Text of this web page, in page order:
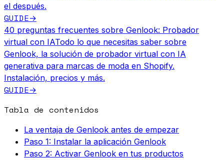
el después.
GUIDE→
40 preguntas frecuentes sobre Genlook: Probador
virtual con IATodo lo que necesitas saber sobre
Genlook, la solución de probador virtual con IA
generativa para marcas de moda en Shopify.
Instalación, precios y más.
GUIDE→
Tabla de contenidos
La ventaja de Genlook antes de empezar
Paso 1: Instalar la aplicación Genlook
Paso 2: Activar Genlook en tus productos